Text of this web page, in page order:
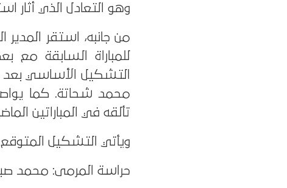
وهو التعادل الذي أثار
من جانبه، استقر
للمباراة السابقة مع
التشكيل الأساسي بعد
محمد شحاتة. كما يواصل
تألقه في المباراتين
ويأتي التشكيل المتوقع
حراسة المرمى: محمد